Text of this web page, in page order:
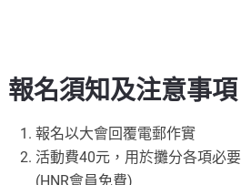
報名須知及注意事項
報名以大會回覆電郵作實
活動費40元，用於攤分各項必
(HNR會員免費)